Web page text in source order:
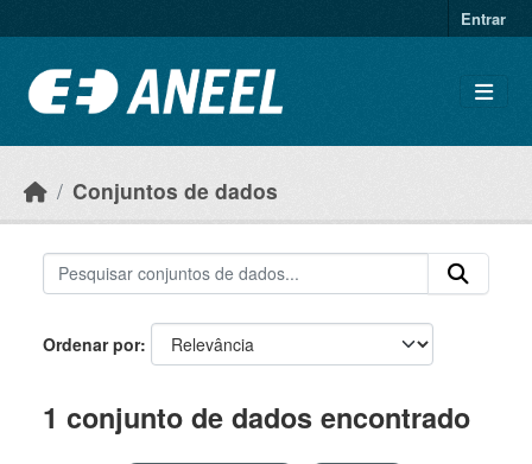
Entrar
Conjuntos de dados
Ordenar por
1 conjunto de dados encontrado